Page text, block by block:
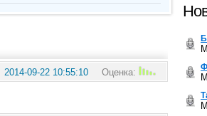
2014-09-22 10:55:10 Оценка: